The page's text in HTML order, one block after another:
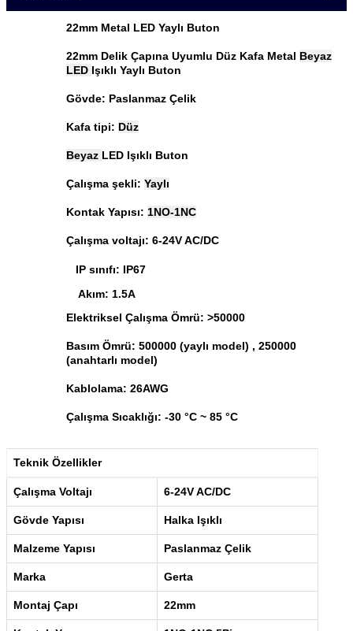
22mm Metal LED Yaylı Buton
22mm Delik Çapına Uyumlu Düz Kafa Metal Beyaz
LED Işıklı Yaylı Buton
Gövde: Paslanmaz Çelik
Kafa tipi: Düz
Beyaz LED Işıklı Buton
Çalışma şekli: Yaylı
Kontak Yapısı: 1NO-1NC
Çalışma voltajı: 6-24V AC/DC
IP sınıfı: IP67
Akım: 1.5A
Elektriksel Çalışma Ömrü: >50000
Basım Ömrü: 500000 (yaylı model) , 250000
(anahtarlı model)
Kablolama: 26AWG
Çalışma Sıcaklığı: -30 °C ~ 85 °C
Teknik Özellikler
Çalışma Voltajı 6-24V AC/DC
Gövde Yapısı Halka Işıklı
Malzeme Yapısı Paslanmaz Çelik
Marka Gerta
Montaj Çapı 22mm